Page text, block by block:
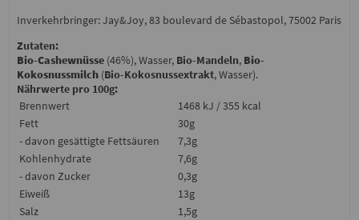
Inverkehrbringer: Jay&Joy, 83 boulevard de Sébastopol, 75002 Paris
Zutaten:
Bio-Cashewnüsse(46%), Wasser, Bio-Mandeln, Bio-
Kokosnussmilch(Bio-Kokosnussextrakt, Wasser).
Nährwerte pro 100g:
Brennwert
1468 kJ / 355 kcal
Fett
30g
- davon gesättigte Fettsäuren
7,3g
Kohlenhydrate
7,6g
- davon Zucker
0,3g
Eiweiß
13g
Salz
1,5g